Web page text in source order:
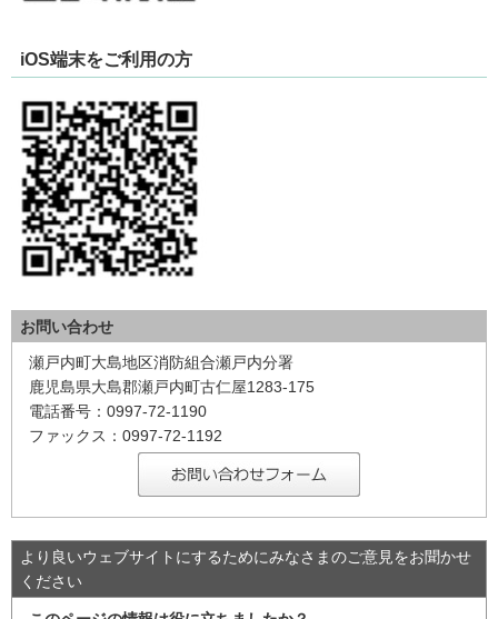
iOS端末をご利用の方
お問い合わせ
瀬戸内町大島地区消防組合瀬戸内分署
鹿児島県大島郡瀬戸内町古仁屋1283-175
電話番号：0997-72-1190
ファックス：0997-72-1192
より良いウェブサイトにするためにみなさまのご意見をお聞かせ
ください